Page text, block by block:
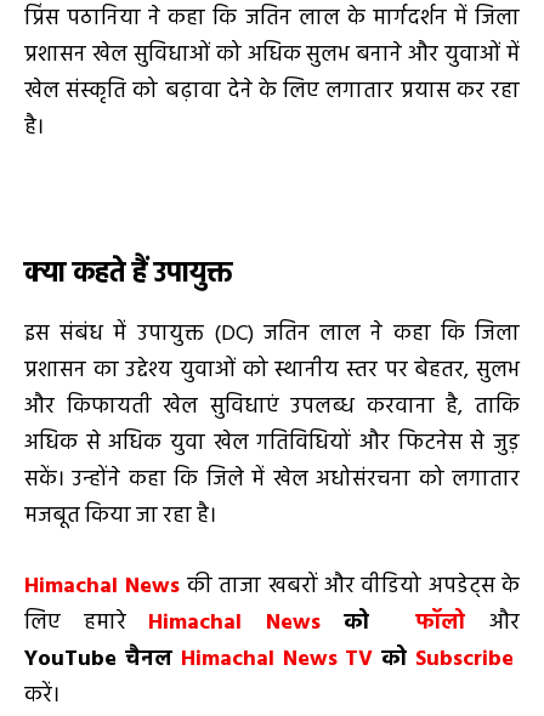
प्रिंस पठानिया ने कहा कि जतिन लाल के मार्गदर्शन में जिला
प्रशासन खेल सुविधाओं को अधिक सुलभ बनाने और युवाओं में
खेल संस्कृति को बढ़ावा देने के लिए लगातार प्रयास कर रहा
है।
क्या कहते हैं उपायुक्त
इस संबंध में उपायुक्त (DC) जतिन लाल ने कहा कि जिला
प्रशासन का उद्देश्य युवाओं को स्थानीय स्तर पर बेहतर, सुलभ
और किफायती खेल सुविधाएं उपलब्ध करवाना है, ताकि
अधिक से अधिक युवा खेल गतिविधियों और फिटनेस से जुड़
सकें। उन्होंने कहा कि जिले में खेल अधोसंरचना को लगातार
मजबूत किया जा रहा है।
Himachal News की ताजा खबरों और वीडियो अपडेट्स के
लिए हमारे Himachal News को फॉलो
और
YouTube चैनल Himachal News TVको Subscribe
करें।